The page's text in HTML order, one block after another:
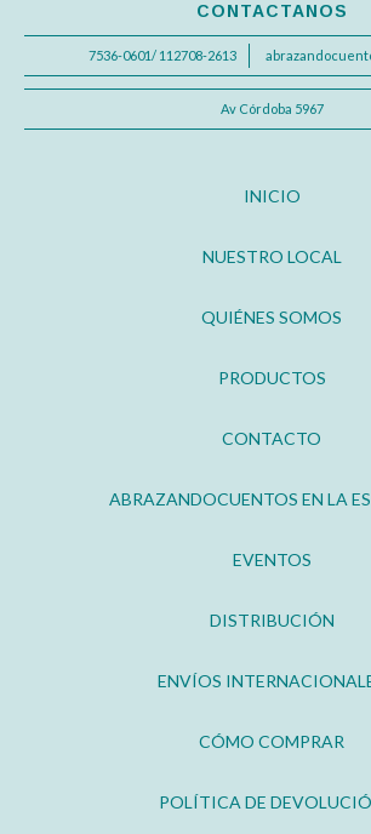
CONTACTANOS
7536-0601/ 112708-2613
Av Córdoba 5967
INICIO
NUESTRO LOCAL
QUIÉNES SOMOS
PRODUCTOS
CONTACTO
ABRAZANDOCUENTOS EN LA
EVENTOS
DISTRIBUCIÓN
ENVÍOS
CÓMO COMPRAR
POLÍTICA DE